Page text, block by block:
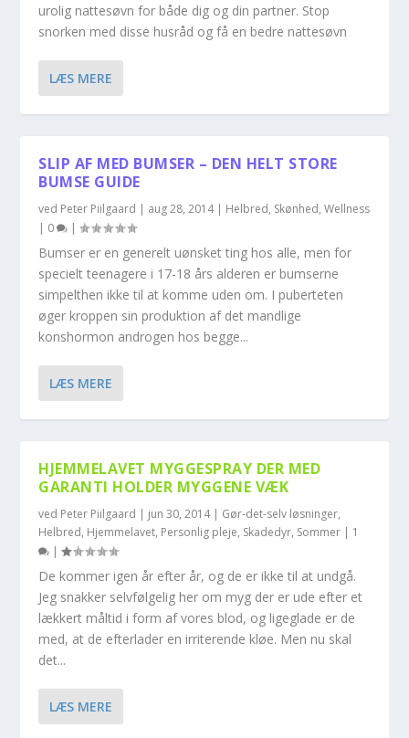
urolig nattesøvn for både dig og din partner. Stop
snorken med disse husråd og få en bedre nattesøvn
LÆS MERE
SLIP AF MED BUMSER – DEN HELT STORE
BUMSE GUIDE
ved Peter Piilgaard | aug 28, 2014| Helbred, Skønhed,Wellness
| 0 |
Bumser er en generelt uønsket ting hos alle, men for
specielt teenagere i 17-18 års alderen er bumserne
simpelthen ikke til at komme uden om. I puberteten
øger kroppen sin produktion af det mandlige
konshormon androgen hos begge...
LÆS MERE
HJEMMELAVET MYGGESPRAY DER MED
GARANTI HOLDER MYGGENE VÆK
ved Peter Piilgaard | jun 30, 2014| Gør-det-selv løsninger,
Helbred, Hjemmelavet, Personlig pleje, Skadedyr, Sommer | 1
|
De kommer igen år efter år, og de er ikke til at undgå.
Jeg snakker selvfølgelig her om myg der er ude efter et
lækkert måltid i form af vores blod, og ligeglade er de
med, at de efterlader en irriterende kløe. Men nu skal
det...
LÆS MERE